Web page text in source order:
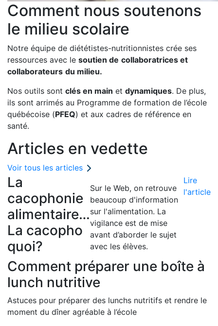
Comment nous soutenons
le milieu scolaire
Notre équipe de diététistes-nutritionnistes crée ses
ressources avec le soutien de collaboratrices et
collaborateurs du milieu.
Nos outils sont clés en main et dynamiques. De plus,
ils sont arrimés au Programme de formation de l’école
québécoise (PFEQ) et aux cadres de référence en
santé.
Articles en vedette
Voir tous les articles
La
cacophonie
alimentaire…
La cacopho
quoi?
Sur le Web, on retrouve
beaucoup d'information
sur l'alimentation. La
vigilance est de mise
avant d’aborder le sujet
avec les élèves.
Lire
l'article
Comment préparer une boîte à
lunch nutritive
Astuces pour préparer des lunchs nutritifs et rendre le
moment du dîner agréable à l’école